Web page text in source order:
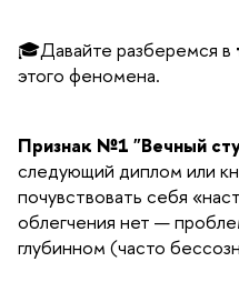
🎓Давайте разберемся в
этого феномена.
Признак №1 "Вечный
следующий диплом или
почувствовать себя
облегчения нет —
глубинном (часто